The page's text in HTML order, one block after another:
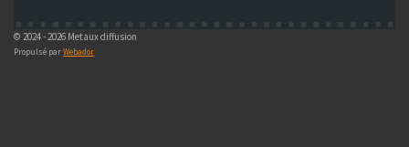
© 2024 - 2026 Metaux diffusion
Propulsé parWebador